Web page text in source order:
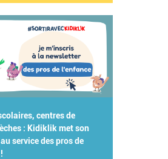
centres de
: Kidiklik met son
service des pros de